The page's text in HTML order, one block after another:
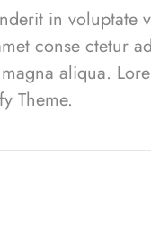
in voluptate
conse ctetur
aliqua.
Theme.